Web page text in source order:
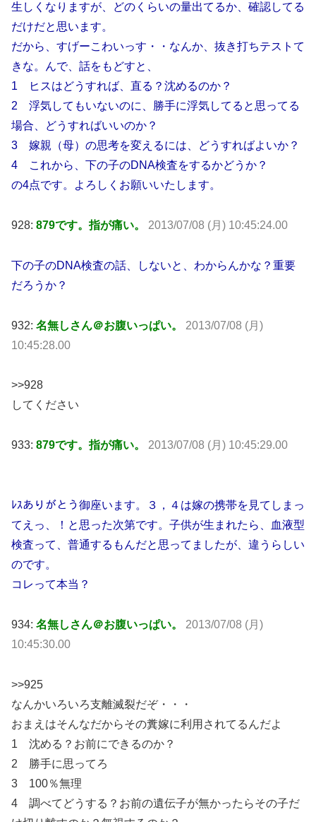
生しくなりますが、どのくらいの量出てるか、確認してる
だけだと思います。
だから、すげーこわいっす・・なんか、抜き打ちテストて
きな。んで、話をもどすと、
1 ヒスはどうすれば、直る？沈めるのか？
2 浮気してもいないのに、勝手に浮気してると思ってる
場合、どうすればいいのか？
3 嫁親（母）の思考を変えるには、どうすればよいか？
4 これから、下の子のDNA検査をするかどうか？
の4点です。よろしくお願いいたします。
928: 879です。指が痛い。 2013/07/08 (月) 10:45:24.00
下の子のDNA検査の話、しないと、わからんかな？重要
だろうか？
932: 名無しさん＠お腹いっぱい。 2013/07/08 (月)
10:45:28.00
>>928
してください
933: 879です。指が痛い。 2013/07/08 (月) 10:45:29.00
ﾚｽありがとう御座います。３，４は嫁の携帯を見てしまっ
てえっ、！と思った次第です。子供が生まれたら、血液型
検査って、普通するもんだと思ってましたが、違うらしい
のです。
コレって本当？
934: 名無しさん＠お腹いっぱい。 2013/07/08 (月)
10:45:30.00
>>925
なんかいろいろ支離滅裂だぞ・・・
おまえはそんなだからその糞嫁に利用されてるんだよ
1 沈める？お前にできるのか？
2 勝手に思ってろ
3 100％無理
4 調べてどうする？お前の遺伝子が無かったらその子だ